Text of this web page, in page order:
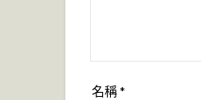
名稱*